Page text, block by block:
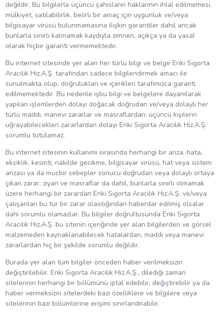
değildir. Bu bilgilerle üçüncü şahısların haklarının ihlal edilmemesi,
mülkiyet, satılabilirlik, belirli bir amaç için uygunluk ve/veya
bilgisayar virüsü bulunmamasına ilişkin garantiler dahil ancak
bunlarla sınırlı kalmamak kaydıyla zımnen, açıkça ya da yasal
olarak hiçbir garanti vermemektedir.
Bu internet sitesinde yer alan her türlü bilgi ve belge Enki Sigorta
Aracılık Hiz.A.Ş. tarafından sadece bilgilendirmek amacı ile
sunulmakta olup, doğrulukları ve içerikleri tarafımızca garanti
edilmemektedir. Bu nedenle işbu bilgi ve belgelere dayanılarak
yapılan işlemlerden dolayı doğacak doğrudan ve/veya dolaylı her
türlü maddi, manevi zararlar ve masraflardan, üçüncü kişilerin
uğrayabilecekleri zararlardan dolayı Enki Sigorta Aracılık Hiz.A.Ş.
sorumlu tutulamaz.
Bu internet sitesinin kullanımı sırasında herhangi bir arıza, hata,
eksiklik, kesinti, nakilde gecikme, bilgisayar virüsü, hat veya sistem
arızası ya da mücbir sebepler sonucu doğrudan veya dolaylı ortaya
çıkan zarar, ziyan ve masraflar da dahil, bunlarla sınırlı olmamak
üzere herhangi bir zarardan Enki Sigorta Aracılık Hiz.A.Ş. ve/veya
çalışanları bu tür bir zarar olasılığından haberdar edilmiş olsalar
dahi sorumlu olamazlar. Bu bilgiler doğrultusunda Enki Sigorta
Aracılık Hiz.A.Ş. bu sitenin içeriğinde yer alan bilgilerden ve görsel
malzemeden kaynaklanabilecek hatalardan, maddi veya manevi
zararlardan hiç bir şekilde sorumlu değildir.
Burada yer alan tüm bilgiler önceden haber verilmeksizin
değiştirilebilir. Enki Sigorta Aracılık Hiz.A.Ş., dilediği zaman
sitelerinin herhangi bir bölümünü iptal edebilir, değiştirebilir ya da
haber vermeksizin sitelerdeki bazı özelliklere ve bilgilere veya
sitelerinin bazı bölümlerine erişimi sınırlandırabilir.